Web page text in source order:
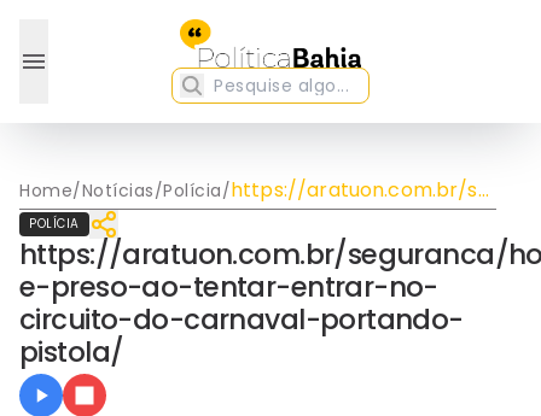
Home/Notícias/Polícia/https://aratuon.com.br/
e-preso-ao-tentar-
entrar-no-circuito-do-
carnaval-portando-
pistola/
POLÍCIA
https://aratuon.com.br/seguranca/
e-preso-ao-tentar-entrar-no-
circuito-do-carnaval-portando-
pistola/